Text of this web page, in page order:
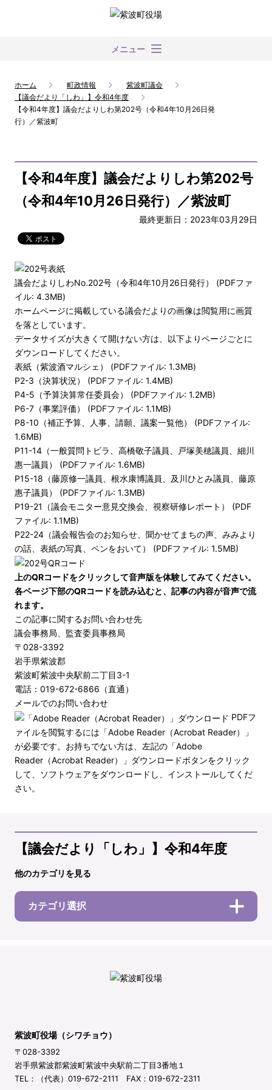
メニュー
ホーム 町政情報
紫波町議会
【議会だより「しわ」】令和4年度
【令和4年度】議会だよりしわ第202号（令和4年10月26日発
行）／紫波町
【令和4年度】議会だよりしわ第202号
（令和4年10月26日発行）／紫波町
最終更新日：2023年03月29日
議会だよりしわNo.202号（令和4年10月26日発行） (PDFファ
イル: 4.3MB)
ホームページに掲載している議会だよりの画像は閲覧用に画質
を落としています。
データサイズが大きくて開けない方は、以下よりページごとに
ダウンロードしてください。
表紙（紫波酒マルシェ） (PDFファイル: 1.3MB)
P2-3（決算状況） (PDFファイル: 1.4MB)
P4-5（予算決算常任委員会） (PDFファイル: 1.2MB)
P6-7（事業評価） (PDFファイル: 1.1MB)
P8-10（補正予算、人事、請願、議案一覧他） (PDFファイル:
1.6MB)
P11-14（一般質問トビラ、高橋敬子議員、戸塚美穂議員、細川
惠一議員） (PDFファイル: 1.6MB)
P15-18（藤原修一議員、根水康博議員、及川ひとみ議員、藤原
惠子議員） (PDFファイル: 1.3MB)
P19-21（議会モニター意見交換会、視察研修レポート） (PDF
ファイル: 1.1MB)
P22-24（議会報告会のお知らせ、聞かせてまちの声、みみより
の話、表紙の写真、ペンをおいて） (PDFファイル: 1.5MB)
上のQRコードをクリックして音声版を体験してみてください。
各ページ下部のQRコードを読み込むと、記事の内容が音声で流
れます。
この記事に関するお問い合わせ先
議会事務局、監査委員事務局
〒028-3392
岩手県紫波郡
紫波町紫波中央駅前二丁目3-1
電話：019-672-6866（直通）
メールでのお問い合わせ
PDFフ
ァイルを閲覧するには「Adobe Reader（Acrobat Reader）」
が必要です。お持ちでない方は、左記の「Adobe
Reader（Acrobat Reader）」ダウンロードボタンをクリック
して、ソフトウェアをダウンロードし、インストールしてくだ
さい。
【議会だより「しわ」】令和4年度
他のカテゴリを見る
カテゴリ選択
紫波町役場（シワチョウ）
〒028-3392
岩手県紫波郡紫波町紫波中央駅前二丁目3番地１
TEL：（代表）019-672-2111 FAX：019-672-2311